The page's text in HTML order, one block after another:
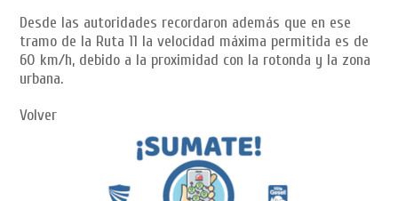
Desde las autoridades recordaron además que en ese
tramo de la Ruta 11 la velocidad máxima permitida es de
60 km/h, debido a la proximidad con la rotonda y la zona
urbana.
Volver